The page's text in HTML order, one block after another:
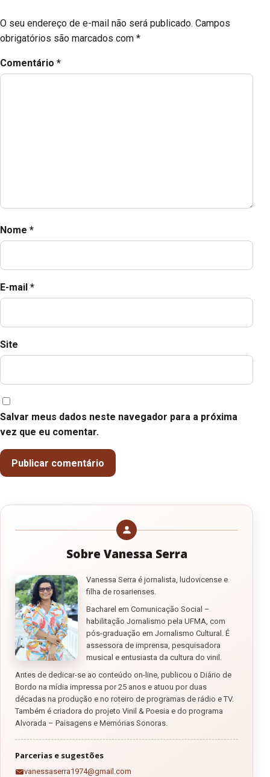
O seu endereço de e-mail não será publicado. Campos
obrigatórios são marcados com *
Comentário *
Nome *
E-mail *
Site
Salvar meus dados neste navegador para a próxima
vez que eu comentar.
Sobre Vanessa Serra
Vanessa Serra é jornalista, ludovicense e
filha de rosarienses.
Bacharel em Comunicação Social –
habilitação Jornalismo pela UFMA, com
pós-graduação em Jornalismo Cultural. É
assessora de imprensa, pesquisadora
musical e entusiasta da cultura do vinil.
Antes de dedicar-se ao conteúdo on-line, publicou o Diário de
Bordo na mídia impressa por 25 anos e atuou por duas
décadas na produção e no roteiro de programas de rádio e TV.
Também é criadora do projeto Vinil & Poesia e do programa
Alvorada – Paisagens e Memórias Sonoras.
Parcerias e sugestões
vanessaserra1974@gmail.com